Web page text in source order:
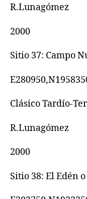
R.Lunagómez
2000
Sitio 37: Campo
Clásico Tardío-
R.Lunagómez
2000
Sitio 38: El Edén